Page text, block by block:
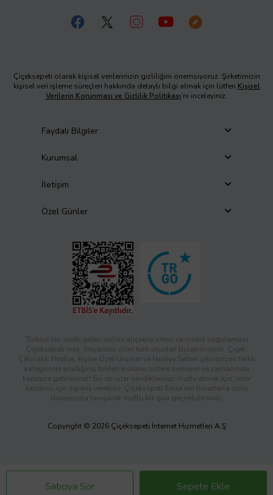
Satıcıya Sor Sepete Ekle
Çiçeksepeti olarak kişisel verilerinizin gizliliğini önemsiyoruz. Şirketimizin
kişisel veri işleme süreçleri hakkında detaylı bilgi almak için lütfen Kişisel
Verilerin Korunması ve Gizlilik Politikası’nı inceleyiniz.
Faydalı Bilgiler
Kurumsal
İletişim
Özel Günler
Türkiye’nin önde gelen online alışveriş sitesi ve mobil uygulaması
Çiçeksepeti’nde, ihtiyacınız olan tüm ürünleri bulabilirsiniz. Çiçek,
Çikolata, Hediye, Kişiye Özel Ürünler ve Hediye Setleri gibi birçok farklı
kategoride aradığınız binlerce ürünü sizlere sunuyor ve zamanında
kapınıza getiriyoruz! Siz de ister sevdiklerinizi mutlu etmek için, ister
kendiniz için sipariş verebilir; Çiçeksepeti Extra’nın fırsatlarla dolu
dünyasıyla tanışarak mutlu bir gün geçirebilirsiniz.
Copyright © 2026 Çiçeksepeti İnternet Hizmetleri A.Ş